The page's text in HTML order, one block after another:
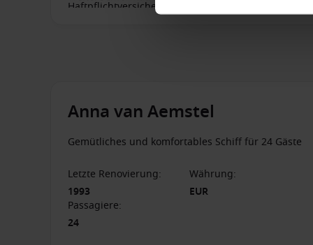
Haftpflichtversicherung.
Anna van Aemstel
Gemütliches und komfortables Schiff für 24 Gäste
Letzte Renovierung:
1993
Währung:
EUR
Passagiere:
24